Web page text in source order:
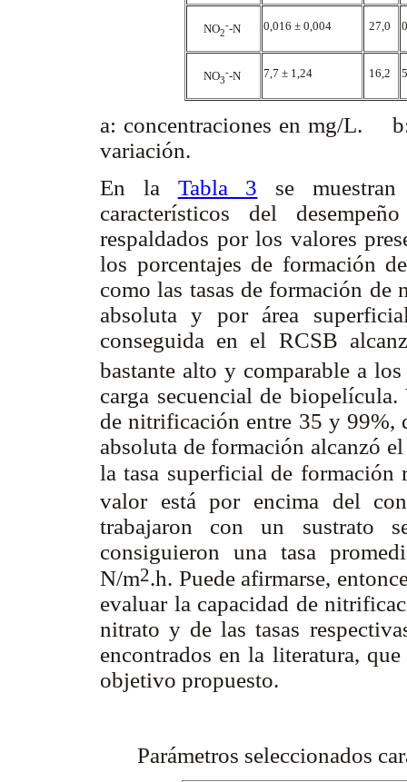
NO2
--N 0,016 ± 0,004 27,0
NO3
--N 7,7 ± 1,24 16,2
a: concentraciones en mg/L.
variación.
En la Tabla 3 se
característicos del
respaldados por los valores
los porcentajes de formación
como las tasas de formación
absoluta y por área
conseguida en el RCSB
bastante alto y comparable a
carga secuencial de
de nitrificación entre 35 y 99%,
absoluta de formación alcanzó
la tasa superficial de formación
valor está por encima del
trabajaron con un sustrato
consiguieron una tasa
N/m2.h. Puede afirmarse,
evaluar la capacidad de
nitrato y de las tasas
encontrados en la literatura,
objetivo propuesto.
Parámetros seleccionados